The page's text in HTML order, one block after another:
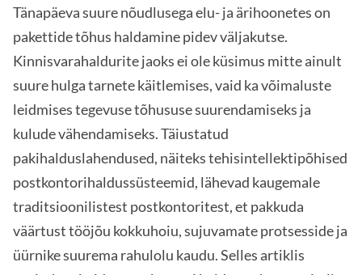
Tänapäeva suure nõudlusega elu- ja ärihoonetes on
pakettide tõhus haldamine pidev väljakutse.
Kinnisvarahaldurite jaoks ei ole küsimus mitte ainult
suure hulga tarnete käitlemises, vaid ka võimaluste
leidmises tegevuse tõhususe suurendamiseks ja
kulude vähendamiseks. Täiustatud
pakihalduslahendused, näiteks tehisintellektipõhised
postkontorihaldussüsteemid, lähevad kaugemale
traditsioonilistest postkontoritest, et pakkuda
väärtust tööjõu kokkuhoiu, sujuvamate protsesside ja
üürnike suurema rahulolu kaudu. Selles artiklis